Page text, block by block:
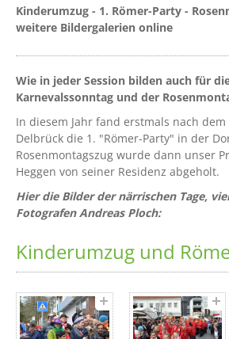
Kinderumzug - 1. Römer-Party -
weitere Bildergalerien online
Wie in jeder Session bilden auch für
Karnevalssonntag und der
In diesem Jahr fand erstmals nach
Delbrück die 1. "Römer-Party" in der
Rosenmontagszug wurde dann unser
Heggen von seiner Residenz abgeholt.
Hier die Bilder der närrischen Tage,
Fotografen Andreas Ploch:
Kinderumzug und